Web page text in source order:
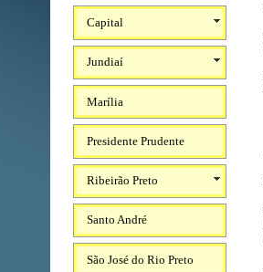
Capital
Jundiaí
Marília
Presidente Prudente
Ribeirão Preto
Santo André
São José do Rio Preto